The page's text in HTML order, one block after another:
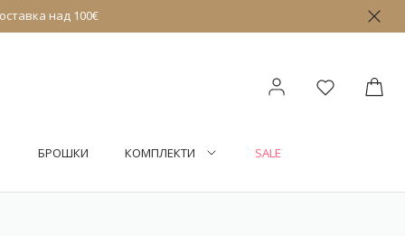
над 100€
БРОШКИ КОМПЛЕКТИ SALE